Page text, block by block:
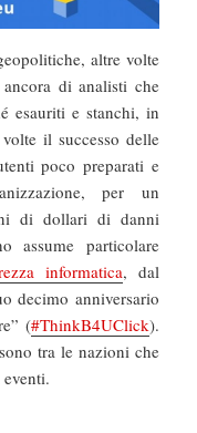
altre volte
di analisti che
esauriti e stanchi, in
il successo delle
poco preparati e
per un
di dollari di danni
assume particolare
informatica, dal
decimo anniversario
(#ThinkB4UClick).
tra le nazioni che